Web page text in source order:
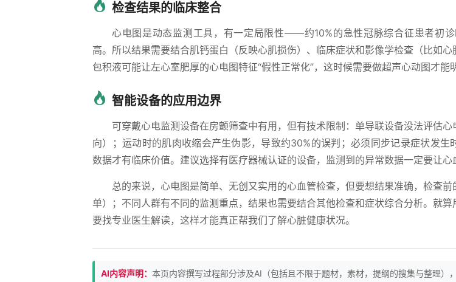
检查结果的临床整合
心电图是动态监测工具，有一定局限性——约10%的急性冠脉综合征患者初
高。所以结果需要结合肌钙蛋白（反映心肌损伤）、临床症状和影像学检查（比如
包积液可能让左心室肥厚的心电图特征“假性正常化”，这时候需要做超声心动图才能
智能设备的应用边界
可穿戴心电监测设备在房颤筛查中有用，但有技术限制：单导联设备没法评估
向）；运动时的肌肉收缩会产生伪影，导致约30%的误判；必须同步记录症状发生
数据才有临床价值。建议选择有医疗器械认证的设备，监测到的异常数据一定要让心
总的来说，心电图是简单、无创又实用的心血管检查，但要想结果准确，检查
单）；不同人群有不同的监测重点，结果也需要结合其他检查和症状综合分析。就
要找专业医生解读，这样才能真正帮我们了解心脏健康状况。
AI内容声明： 本页内容撰写过程部分涉及AI（包括且不限于题材，素材，提纲的搜集与整理）